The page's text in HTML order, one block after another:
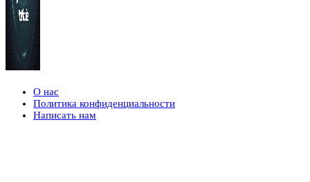
О нас
Политика конфиденциальности
Написать нам